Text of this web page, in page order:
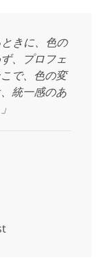
きに、色の
、プロフェ
で、色の変
統一感のあ